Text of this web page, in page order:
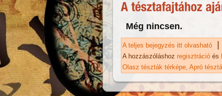
Még nincsen.
A teljes bejegyzés itt olvasható |
A hozzászóláshoz regisztráció és
Olasz tészták térképe Apró